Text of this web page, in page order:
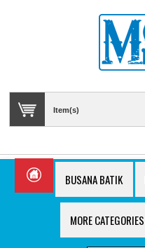
Item(s)
BUSANA BATIK
MORE CATEGORIES